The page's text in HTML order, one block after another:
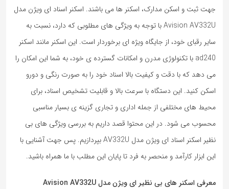
جهت ثبت و اسکن مدارک، اسکنر ها می باشند. اسکنر اسناد ای ویژن مدل
Avision AV332U با توجه به ویژگی های مطلوبی که دارد، نسبت به
سایر رقبای خود، از جایگاه ویژه ای برخوردار است. این اسکنر مانند اسکنر
ad240 با تکنولوژی مدرن و امکانات گسترده ی خود، به شما این امکان را
می‌ دهد که با دقت و کیفیت بالا اسناد خود را به صورت رنگی و دورو
اسکن کنید. این دستگاه با سرعت بالا و قابلیت تشخیص اسناد، برای
محیط ‌های مختلفی از جمله اداری و تجاری گزینه ی بسیار مناسبی
محسوب می شود. در این محتوا قصد داریم به بررسی ویژگی های بی
نظیر اسکنر اسناد ای ویژن مدل AV332U بپردازیم. پس جهت آشنایی با
این ابزار کارآمد و منحصر به فرد تا پایان این مطلب با ما همراه باشید.
معرفی اسکنر های بی نظیر ای ویژن مدل